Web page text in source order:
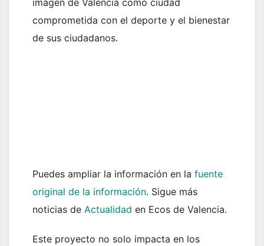
comprometida con el deporte y el bienestar
de sus ciudadanos.
Puedes ampliar la información en la fuente
original de la información. Sigue más
noticias de Actualidad en Ecos de Valencia.
Este proyecto no solo impacta en los